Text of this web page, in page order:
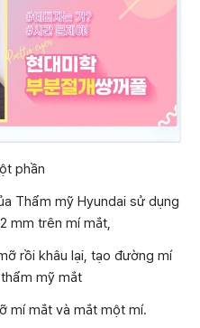
phần
Thẩm mỹ Hyundai sử dụng
mm trên mí mắt,
rồi khâu lại, tạo đường mí
mỹ mắt
mí mắt và mắt một mí.